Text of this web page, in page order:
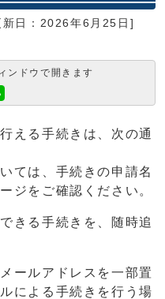
新日：2026年6月25日]
ンドウで開きます
える手続きは、次の通
ては、手続きの申請名
ジをご確認ください。
きる手続きを、随時追
ールアドレスを一部置
による手続きを行う場